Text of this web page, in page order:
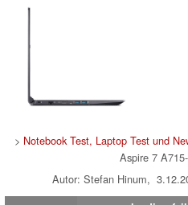
> Notebook Test, Laptop Test und
Aspire 7
Autor: Stefan Hinum,